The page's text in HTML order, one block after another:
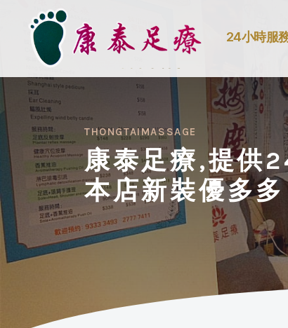
24小時服
THONGTAIMASSAGE
康泰足療,提供
本店新裝優多